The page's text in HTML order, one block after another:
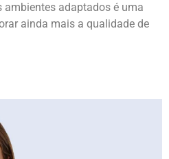
adaptados é uma
ainda mais a qualidade de